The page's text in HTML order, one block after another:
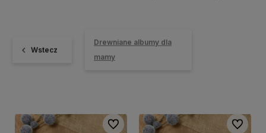
Wstecz
Drewniane albumy dla
mamy
Do ulubionych Do